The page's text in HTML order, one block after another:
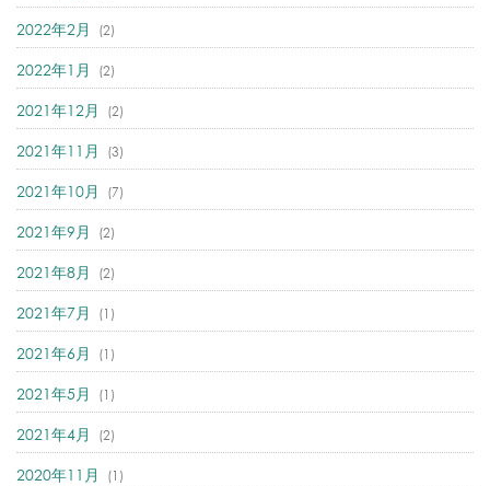
2022年2月 (2)
2022年1月 (2)
2021年12月 (2)
2021年11月 (3)
2021年10月 (7)
2021年9月 (2)
2021年8月 (2)
2021年7月 (1)
2021年6月 (1)
2021年5月 (1)
2021年4月 (2)
2020年11月 (1)